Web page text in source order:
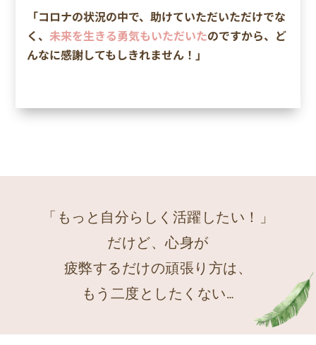
「コロナの状況の中で、助けていただいただけでな
く、 未来を生きる勇気もいただいたのですから、ど
んなに感謝してもしきれません！」
「もっと自分らしく活躍したい！」
だけど、心身が
疲弊するだけの頑張り方は、
もう二度としたくない…